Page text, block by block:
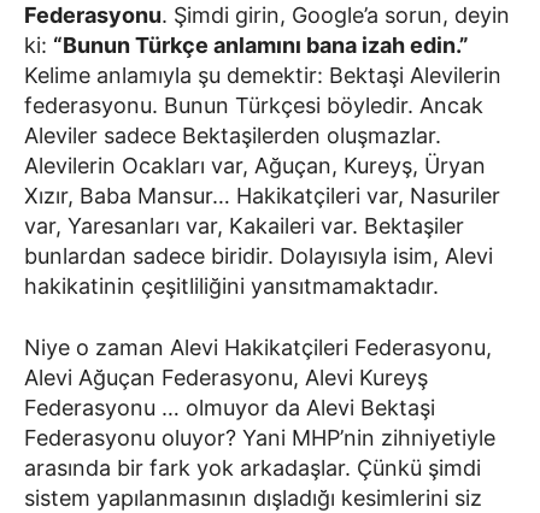
Federasyonu. Şimdi girin, Google’a sorun, deyin
ki: “Bunun Türkçe anlamını bana izah edin.”
Kelime anlamıyla şu demektir: Bektaşi Alevilerin
federasyonu. Bunun Türkçesi böyledir. Ancak
Aleviler sadece Bektaşilerden oluşmazlar.
Alevilerin Ocakları var, Ağuçan, Kureyş, Üryan
Xızır, Baba Mansur… Hakikatçileri var, Nasuriler
var, Yaresanları var, Kakaileri var. Bektaşiler
bunlardan sadece biridir. Dolayısıyla isim, Alevi
hakikatinin çeşitliliğini yansıtmamaktadır.
Niye o zaman Alevi Hakikatçileri Federasyonu,
Alevi Ağuçan Federasyonu, Alevi Kureyş
Federasyonu … olmuyor da Alevi Bektaşi
Federasyonu oluyor? Yani MHP’nin zihniyetiyle
arasında bir fark yok arkadaşlar. Çünkü şimdi
sistem yapılanmasının dışladığı kesimlerini siz